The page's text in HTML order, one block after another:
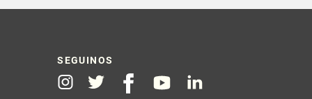
SEGUINOS
InstagramTwitter FacebookYoutubeLinkedin